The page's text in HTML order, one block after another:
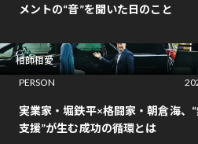
メントの“音”を聞いた日のこと
相師相愛
PERSON
実業家・堀鉄平×格闘家・朝倉海、
支援”が生む成功の循環とは